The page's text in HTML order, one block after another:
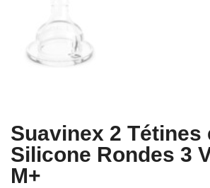
Suavinex 2 Tétines
Silicone Rondes 3
M+